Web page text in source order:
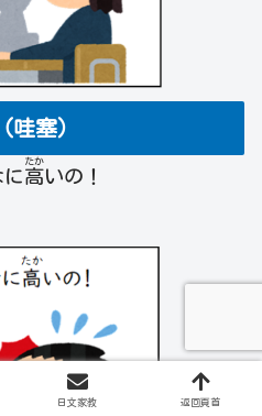
塞）
に高
たか
いの！
日文家教 返回頁首